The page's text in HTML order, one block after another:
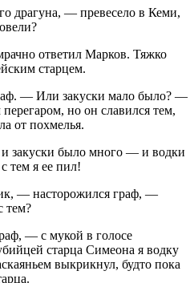
драгуна, — превесело в Кеми,
ответил Марков. Тяжко
старцем.
— Или закуски мало было? —
но он славился тем,
от похмелья.
закуски было много — и водки
тем я ее пил!
— насторожился граф, —
тем?
— с мукой в голосе
старца Симеона я водку
выкрикнул, будто пока